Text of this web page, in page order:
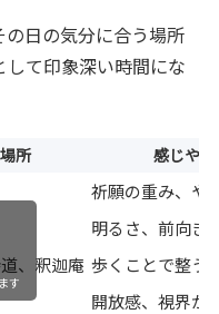
日の気分に合う場所
て印象深い時間にな
所 感じや
祈願の重み、や
明るさ、前向き
、釈迦庵 歩くことで整う
開放感、視界が
す